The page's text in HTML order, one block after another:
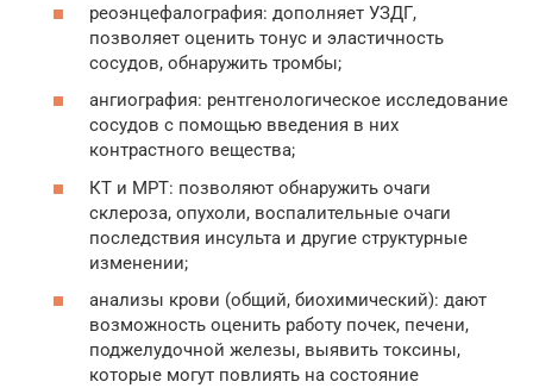
реоэнцефалография: дополняет УЗДГ,
позволяет оценить тонус и эластичность
сосудов, обнаружить тромбы;
ангиография: рентгенологическое исследование
сосудов с помощью введения в них
контрастного вещества;
КТ и МРТ: позволяют обнаружить очаги
склероза, опухоли, воспалительные очаги
последствия инсульта и другие структурные
изменении;
анализы крови (общий, биохимический): дают
возможность оценить работу почек, печени,
поджелудочной железы, выявить токсины,
которые могут повлиять на состояние